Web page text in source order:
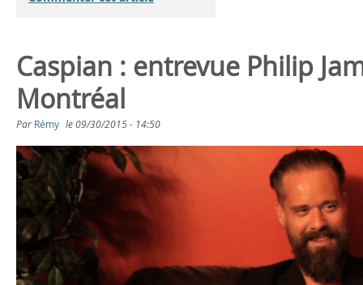
Caspian : entrevue Philip
Montréal
Par Rémy le09/30/2015 - 14:50